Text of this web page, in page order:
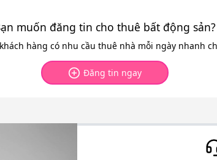
muốn đăng tin cho thuê bất động sản?
hàng có nhu cầu thuê nhà mỗi ngày nhanh
Đăng tin ngay